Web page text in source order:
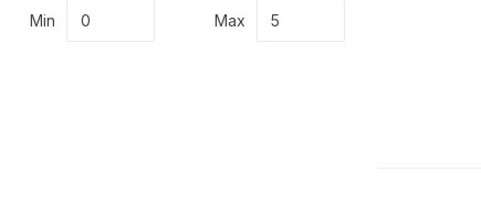
Min Max